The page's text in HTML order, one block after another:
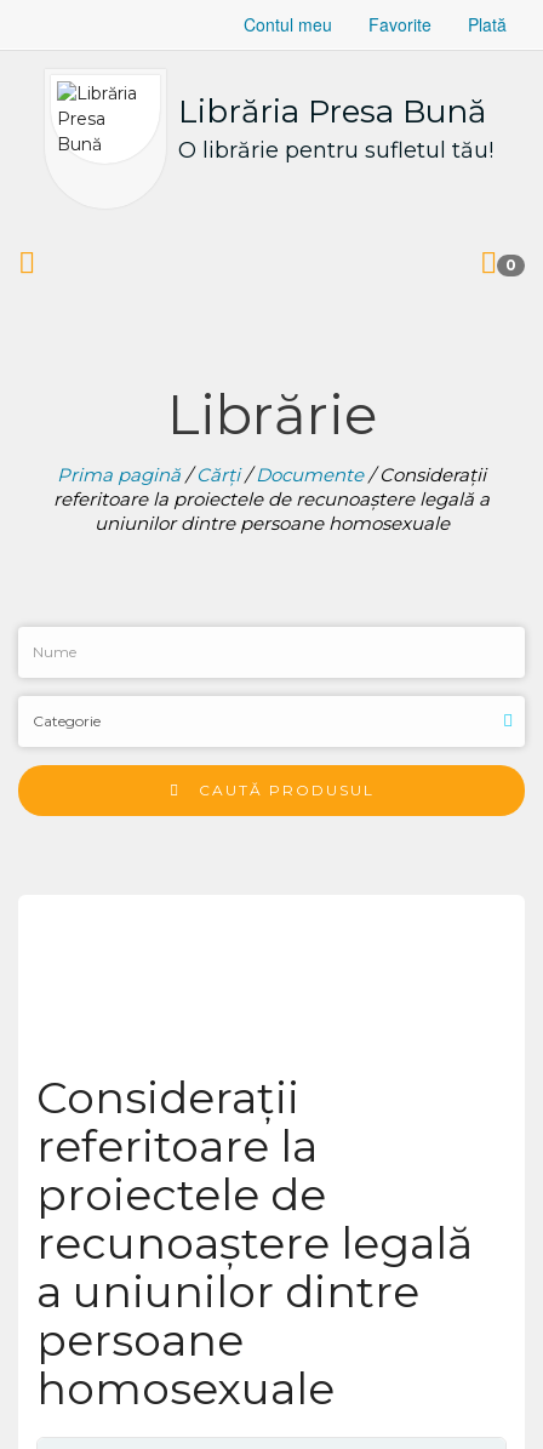
Contul meu Favorite Plată
Librăria Presa Bună
O librărie pentru sufletul tău!
0
Librărie
Prima pagină /Cărți/Documente/ Consideraţii
referitoare la proiectele de recunoaştere legală a
uniunilor dintre persoane homosexuale
CAUTĂ PRODUSUL
Consideraţii
referitoare la
proiectele de
recunoaştere legală
a uniunilor dintre
persoane
homosexuale